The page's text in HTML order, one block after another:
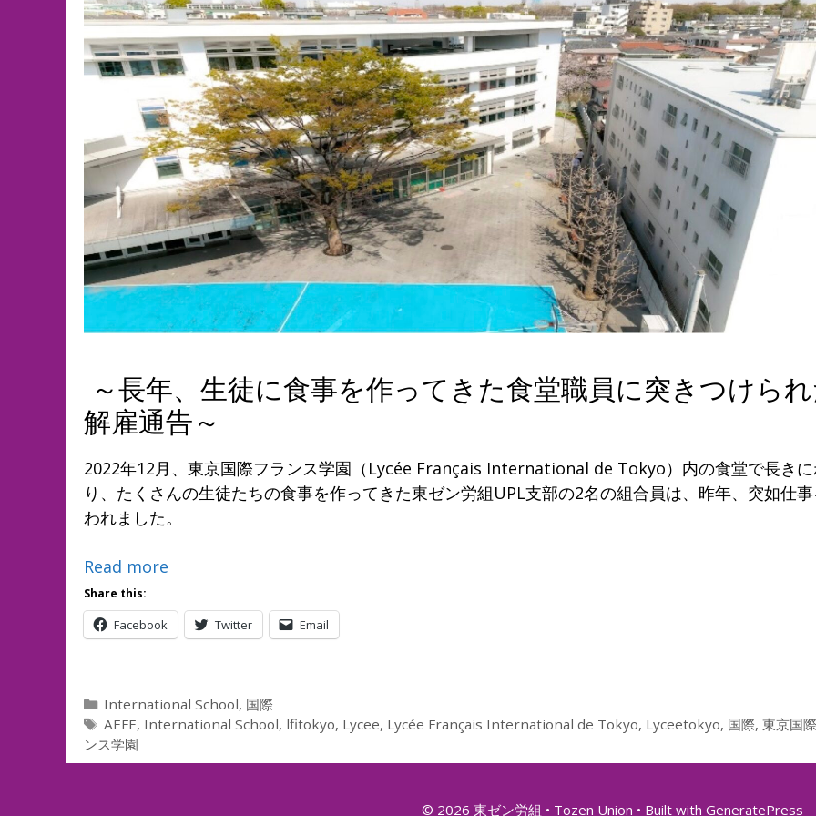
～長年、生徒に食事を作ってきた食堂職員に突きつけら
解雇通告～
2022年12月、東京国際フランス学園（Lycée Français International de Tokyo）内の食堂で長き
り、たくさんの生徒たちの食事を作ってきた東ゼン労組UPL支部の2名の組合員は、昨年、突如仕
われました。
Read more
Share this:
Facebook Twitter Email
Categories
International School, 国際
Tags
AEFE, International School, lfitokyo, Lycee, Lycée Français International de Tokyo, Lyceetokyo, 国際,東京国
ンス学園
© 2026 東ゼン労組 • Tozen Union • Built with GeneratePress